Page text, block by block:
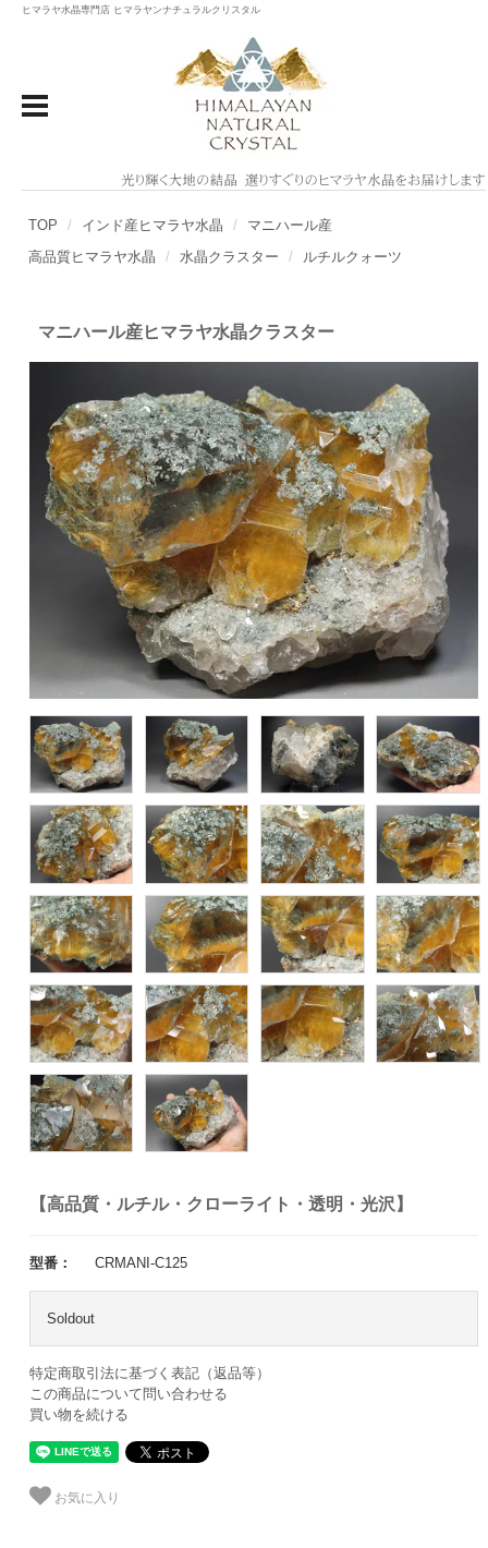
ヒマラヤ水晶専門店 ヒマラヤンナチュラルクリスタル
TOP インド産ヒマラヤ水晶
マニハール産
高品質ヒマラヤ水晶
水晶クラスター ルチルクォーツ
マニハール産ヒマラヤ水晶クラスター
【高品質・ルチル・クローライト・透明・光沢】
型番： CRMANI-C125
Soldout
特定商取引法に基づく表記（返品等）
この商品について問い合わせる
買い物を続ける
お気に入り